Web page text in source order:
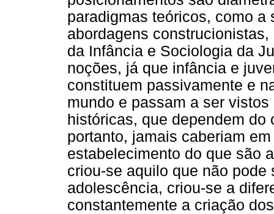
paradigmas teóricos, como
abordagens
da Infância e Sociologia da
noções, já que infância e
constituem passivamente e
mundo e passam a ser
históricas, que dependem
portanto, jamais caberiam
estabelecimento do que são
criou-se aquilo que não
adolescência, criou-se a
constantemente a criação